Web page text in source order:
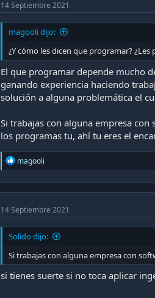
i
o
n
s
14 Septiembre 2021
magooli dijo:
¿Y cómo les dicen que programar?
El que programar depende mucho
ganando experiencia haciendo
solución a alguna problemática el
Si trabajas con alguna empresa
los programas tu, ahí tu eres el
R
e
i
o
n
s
magooli
14 Septiembre 2021
Solido dijo:
Si trabajas con alguna empresa con
si tienes suerte si no toca aplicar